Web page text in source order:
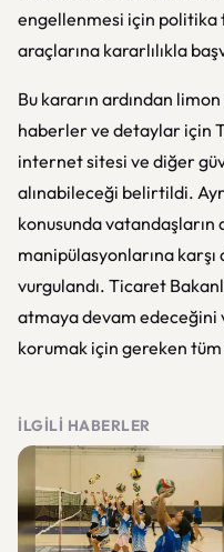
engellenmesi için
araçlarına kararlılıkla
Bu kararın ardından
haberler ve detaylar için
internet sitesi ve diğer
alınabileceği belirtildi.
konusunda vatandaşların
manipülasyonlarına
vurgulandı. Ticaret
atmaya devam edeceğini
korumak için gereken
İLGILI HABERLER